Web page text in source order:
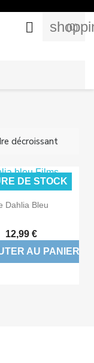
 (0)
Dahlia Bleu
12,99 €
AU PANIER
DE STOCK